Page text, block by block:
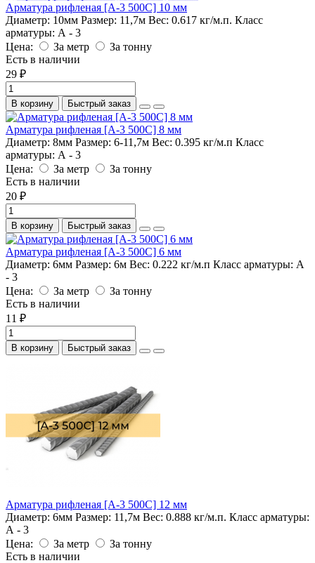
Арматура рифленая [А-3 500С] 10 мм
Диаметр: 10мм Размер: 11,7м Вес: 0.617 кг/м.п. Класс
арматуры: А - 3
Цена:
За метр
За тонну
Есть в наличии
29 ₽
В корзину Быстрый заказ
Арматура рифленая [А-3 500С] 8 мм
Диаметр: 8мм Размер: 6-11,7м Вес: 0.395 кг/м.п Класс
арматуры: А - 3
Цена:
За метр
За тонну
Есть в наличии
20 ₽
В корзину Быстрый заказ
Арматура рифленая [А-3 500С] 6 мм
Диаметр: 6мм Размер: 6м Вес: 0.222 кг/м.п Класс арматуры: А
- 3
Цена:
За метр
За тонну
Есть в наличии
11 ₽
В корзину Быстрый заказ
Арматура рифленая [А-3 500С] 12 мм
Диаметр: 6мм Размер: 11,7м Вес: 0.888 кг/м.п. Класс арматуры:
А - 3
Цена:
За метр
За тонну
Есть в наличии